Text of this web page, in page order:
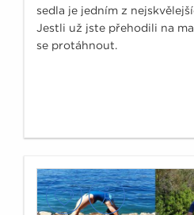
sedla je jedním z
Jestli už jste přehodili na
se protáhnout.